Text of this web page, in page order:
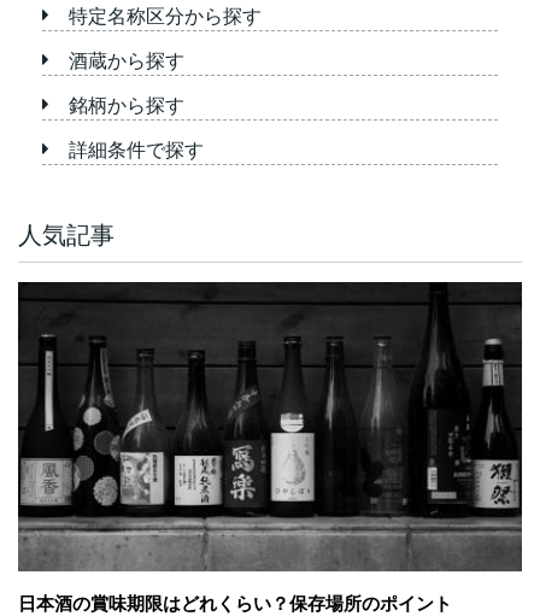
特定名称区分から探す
酒蔵から探す
銘柄から探す
詳細条件で探す
人気記事
日本酒の賞味期限はどれくらい？保存場所のポイント